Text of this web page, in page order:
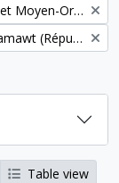
Serge Cleuziou. Du village à l'État au Proche- et Moyen-Orient
Mission pré- et protohistorique du Jawf-Hadramawt (République du Yémen)
Table view